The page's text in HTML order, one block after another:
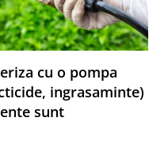
cu o pompa
ingrasaminte)
sunt